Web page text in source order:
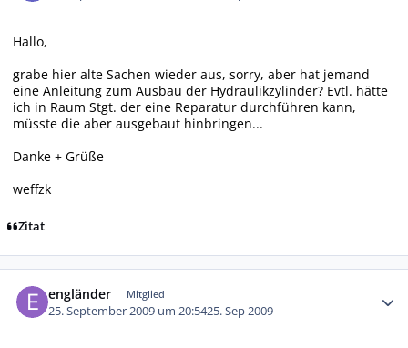
Hallo,
grabe hier alte Sachen wieder aus, sorry, aber hat jemand
eine Anleitung zum Ausbau der Hydraulikzylinder? Evtl. hätte
ich in Raum Stgt. der eine Reparatur durchführen kann,
müsste die aber ausgebaut hinbringen...
Danke + Grüße
weffzk
Zitat
engländer Mitglied
25. September 2009 um 20:5425. Sep 2009